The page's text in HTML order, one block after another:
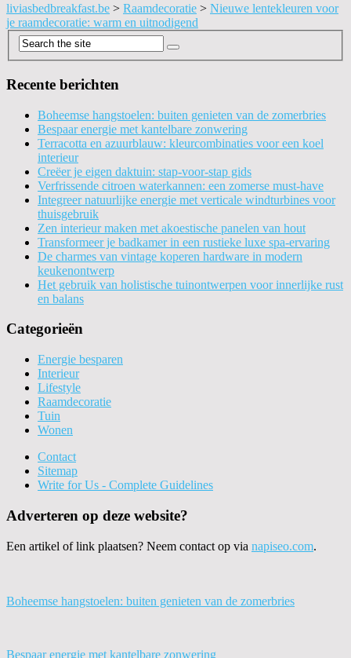
liviasbedbreakfast.be > Raamdecoratie > Nieuwe lentekleuren voor
je raamdecoratie: warm en uitnodigend
Recente berichten
Boheemse hangstoelen: buiten genieten van de zomerbries
Bespaar energie met kantelbare zonwering
Terracotta en azuurblauw: kleurcombinaties voor een koel
interieur
Creëer je eigen daktuin: stap-voor-stap gids
Verfrissende citroen waterkannen: een zomerse must-have
Integreer natuurlijke energie met verticale windturbines voor
thuisgebruik
Zen interieur maken met akoestische panelen van hout
Transformeer je badkamer in een rustieke luxe spa-ervaring
De charmes van vintage koperen hardware in modern
keukenontwerp
Het gebruik van holistische tuinontwerpen voor innerlijke rust
en balans
Categorieën
Energie besparen
Interieur
Lifestyle
Raamdecoratie
Tuin
Wonen
Contact
Sitemap
Write for Us - Complete Guidelines
Adverteren op deze website?
Een artikel of link plaatsen? Neem contact op via napiseo.com.
Boheemse hangstoelen: buiten genieten van de zomerbries
Bespaar energie met kantelbare zonwering